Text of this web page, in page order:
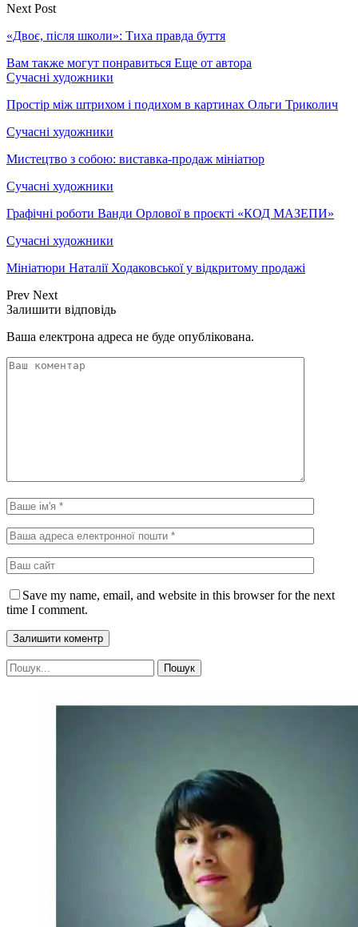
Next Post
«Двоє, після школи»: Тиха правда буття
Вам также могут понравиться Еще от автора
Сучасні художники
Простір між штрихом і подихом в картинах Ольги Триколич
Сучасні художники
Мистецтво з собою: виставка-продаж мініатюр
Сучасні художники
Графічні роботи Ванди Орлової в проєкті «КОД МАЗЕПИ»
Сучасні художники
Мініатюри Наталії Ходаковської у відкритому продажі
Prev Next
Залишити відповідь
Ваша електрона адреса не буде опублікована.
Save my name, email, and website in this browser for the next
time I comment.